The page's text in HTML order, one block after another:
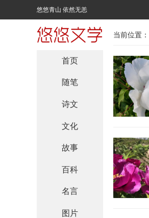
悠悠青山 依然无恙
当前位置：
首页
随笔
诗文
文化
故事
百科
名言
图片